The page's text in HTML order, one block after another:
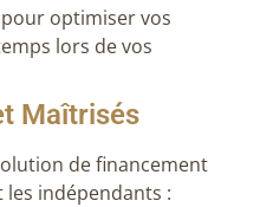
pour optimiser vos
lors de vos
Maîtrisés
de financement
indépendants :